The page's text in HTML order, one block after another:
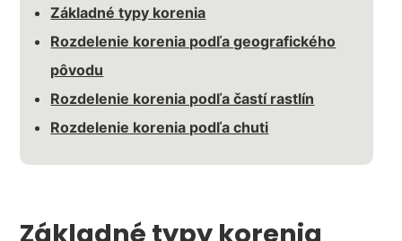
Základné typy korenia
Rozdelenie korenia podľa geografického
pôvodu
Rozdelenie korenia podľa častí rastlín
Rozdelenie korenia podľa chuti